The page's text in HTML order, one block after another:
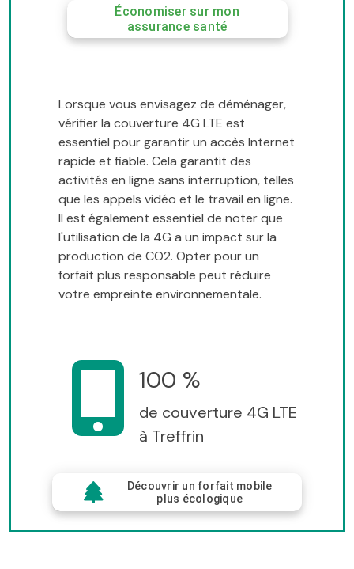
Économiser sur mon
assurance santé
Lorsque vous envisagez de déménager,
vérifier la couverture 4G LTE est
essentiel pour garantir un accès Internet
rapide et fiable. Cela garantit des
activités en ligne sans interruption, telles
que les appels vidéo et le travail en ligne.
Il est également essentiel de noter que
l'utilisation de la 4G a un impact sur la
production de CO2. Opter pour un
forfait plus responsable peut réduire
votre empreinte environnementale.
100 %
de couverture 4G LTE
à Treffrin
Découvrir un forfait mobile
plus écologique